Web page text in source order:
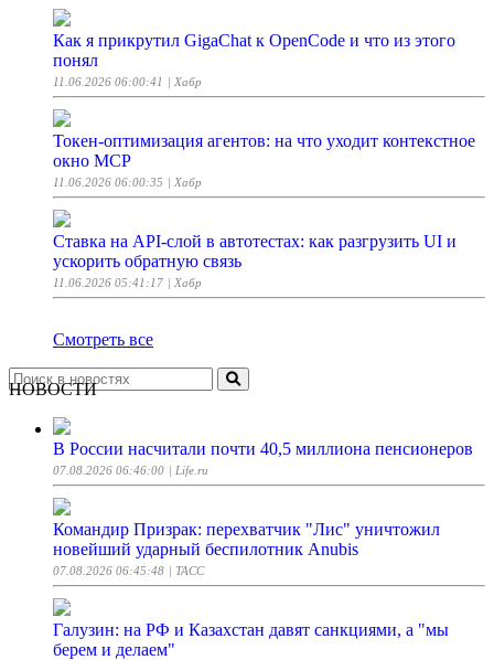
Как я прикрутил GigaChat к OpenCode и что из этого
понял
11.06.2026 06:00:41 | Хабр
Токен-оптимизация агентов: на что уходит контекстное
окно MCP
11.06.2026 06:00:35 | Хабр
Ставка на API-слой в автотестах: как разгрузить UI и
ускорить обратную связь
11.06.2026 05:41:17 | Хабр
Смотреть все
НОВОСТИ
В России насчитали почти 40,5 миллиона пенсионеров
07.08.2026 06:46:00 | Life.ru
Командир Призрак: перехватчик "Лис" уничтожил
новейший ударный беспилотник Anubis
07.08.2026 06:45:48 | ТАСС
Галузин: на РФ и Казахстан давят санкциями, а "мы
берем и делаем"